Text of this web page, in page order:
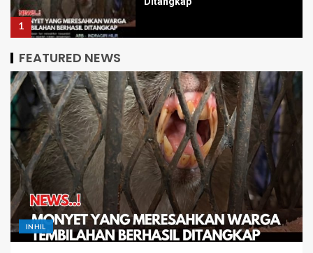
2
3
Peningkatan Status Surau di
Sungai Beringin, Desak
Kemenag dan FKUB Lakukan
Kajian Menyeluruh
4
Menjaga Nyala Semangat di
Pesisir, Kades Sungai Berapit
Pimpin Persiapan Peringatan
HUT RI ke-81
FEATURED NEWS
INHIL